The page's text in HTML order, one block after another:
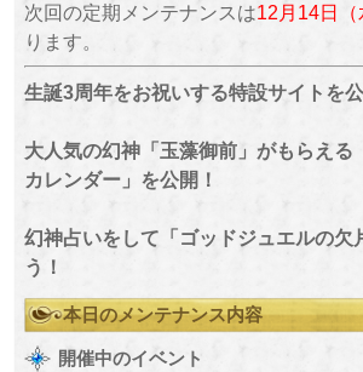
次回の定期メンテナンスは12月14日（
ります。
生誕3周年をお祝いする特設サイトを公
大人気の幻神「玉藻御前」がもらえる
カレンダー」を公開！
幻神占いをして「ゴッドジュエルの
う！
本日のメンテナンス内容
開催中のイベント